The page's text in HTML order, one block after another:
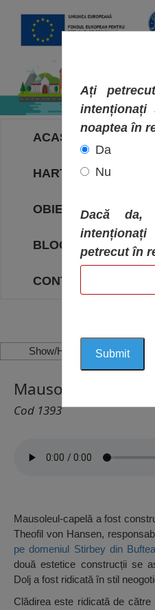
ACASA
HARTA
OBIECTIVE
BLOG
CONTACT
Show/Hide Left Side
Mausoleul
Cod 1393
Mausoleul-capelă a fost
Theofil von Hansen,
pe domeniul Stirbey din Buftea
două estetice construcții se
Dolj a fost ridicată în stil
Clădirea este ridicată de
Ați
intenționați
noaptea în
Da
Nu
Dacă da,
petrecut în